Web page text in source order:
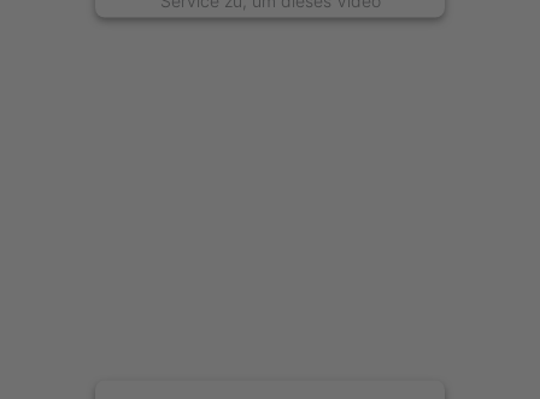
anzusehen.